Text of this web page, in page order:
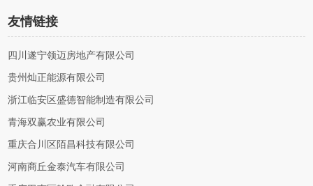
友情链接
四川遂宁领迈房地产有限公司
贵州灿正能源有限公司
浙江临安区盛德智能制造有限公司
青海双赢农业有限公司
重庆合川区陌昌科技有限公司
河南商丘金泰汽车有限公司